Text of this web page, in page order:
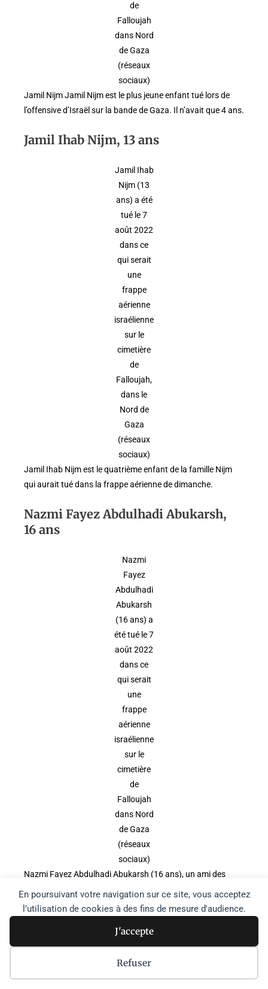
En poursuivant votre navigation sur ce site, vous acceptez
l’utilisation de cookies à des fins de mesure d'audience.
J'accepte
Refuser
de
Falloujah
dans Nord
de Gaza
(réseaux
sociaux)
Jamil Nijm Jamil Nijm est le plus jeune enfant tué lors de
l’offensive d’Israël sur la bande de Gaza. Il n’avait que 4 ans.
Jamil Ihab Nijm, 13 ans
Jamil Ihab
Nijm (13
ans) a été
tué le 7
août 2022
dans ce
qui serait
une
frappe
aérienne
israélienne
sur le
cimetière
de
Falloujah,
dans le
Nord de
Gaza
(réseaux
sociaux)
Jamil Ihab Nijm est le quatrième enfant de la famille Nijm
qui aurait tué dans la frappe aérienne de dimanche.
Nazmi Fayez Abdulhadi Abukarsh,
16 ans
Nazmi
Fayez
Abdulhadi
Abukarsh
(16 ans) a
été tué le 7
août 2022
dans ce
qui serait
une
frappe
aérienne
israélienne
sur le
cimetière
de
Falloujah
dans Nord
de Gaza
(réseaux
sociaux)
Nazmi Fayez Abdulhadi Abukarsh (16 ans), un ami des
garçons de la famille Nijm, a été tué dans la possible frappe
aérienne sur le cimetière.
Hanin Walid Muhammed Abuqaida,
10 ans
Hanin Walid